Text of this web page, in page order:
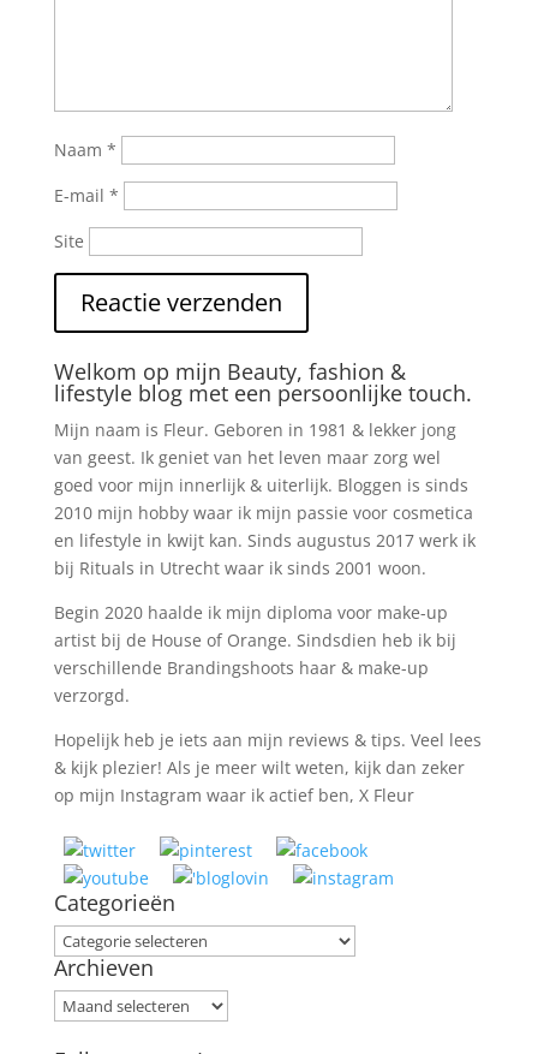
Naam *
E-mail *
Site
Welkom op mijn Beauty, fashion &
lifestyle blog met een persoonlijke touch.
Mijn naam is Fleur. Geboren in 1981 & lekker jong
van geest. Ik geniet van het leven maar zorg wel
goed voor mijn innerlijk & uiterlijk. Bloggen is sinds
2010 mijn hobby waar ik mijn passie voor cosmetica
en lifestyle in kwijt kan. Sinds augustus 2017 werk ik
bij Rituals in Utrecht waar ik sinds 2001 woon.
Begin 2020 haalde ik mijn diploma voor make-up
artist bij de House of Orange. Sindsdien heb ik bij
verschillende Brandingshoots haar & make-up
verzorgd.
Hopelijk heb je iets aan mijn reviews & tips. Veel lees
& kijk plezier! Als je meer wilt weten, kijk dan zeker
op mijn Instagram waar ik actief ben, X Fleur
Categorieën
Categorieën
Archieven
Archieven